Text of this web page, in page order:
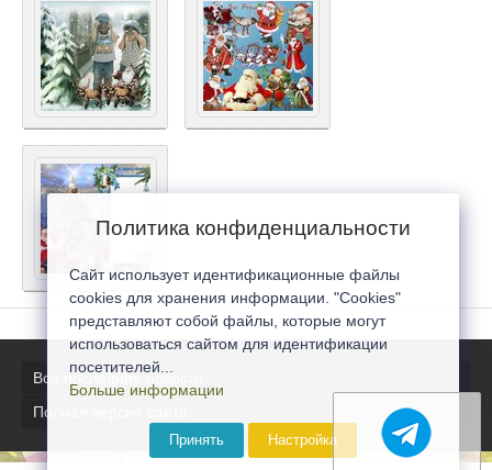
Все последние новости
Полная версия сайта
Политика конфиденциальности
Сайт использует идентификационные файлы
cookies для хранения информации. "Cookies"
представляют собой файлы, которые могут
использоваться сайтом для идентификации
посетителей...
Больше информации
Принять Настройка